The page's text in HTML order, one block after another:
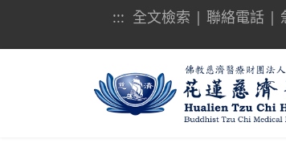
::: 全文檢索 | 聯絡電話|